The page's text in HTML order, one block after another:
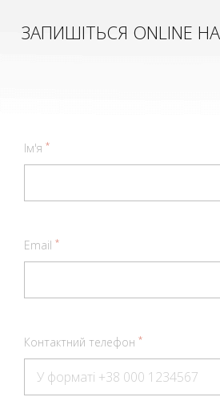
ЗАПИШІТЬСЯ ONLINE
Ім'я *
Email *
Контактний телефон *